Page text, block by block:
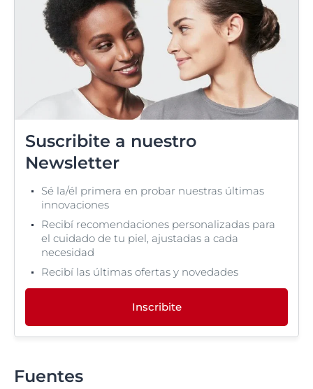
Suscribite a nuestro
Newsletter
Sé la/él primera en probar nuestras últimas
innovaciones
Recibí recomendaciones personalizadas para
el cuidado de tu piel, ajustadas a cada
necesidad
Recibí las últimas ofertas y novedades
Inscribite
Fuentes